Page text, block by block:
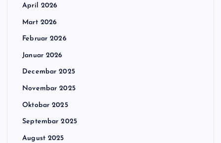
April 2026
Mart 2026
Februar 2026
Januar 2026
Decembar 2025
Novembar 2025
Oktobar 2025
Septembar 2025
August 2025